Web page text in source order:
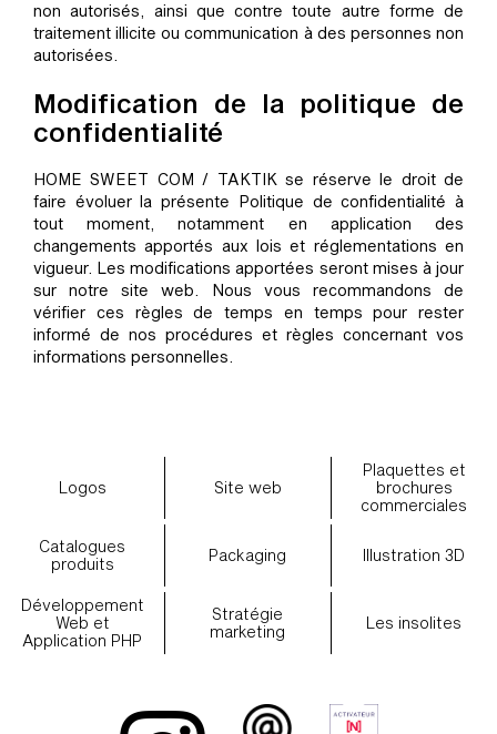
non autorisés, ainsi que contre toute autre forme de
traitement illicite ou communication à des personnes non
autorisées.
Modification de la politique de
confidentialité
HOME SWEET COM / TAKTIK se réserve le droit de
faire évoluer la présente Politique de confidentialité à
tout moment, notamment en application des
changements apportés aux lois et réglementations en
vigueur. Les modifications apportées seront mises à jour
sur notre site web. Nous vous recommandons de
vérifier ces règles de temps en temps pour rester
informé de nos procédures et règles concernant vos
informations personnelles.
Logos Site web
Plaquettes et
brochures
commerciales
Catalogues
produits
Packaging Illustration 3D
Développement
Web et
Application PHP
Stratégie
marketing
Les insolites